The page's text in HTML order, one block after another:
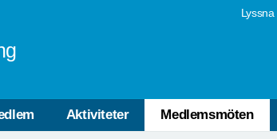
Lyssna
Aktiviteter Medlemsmöten